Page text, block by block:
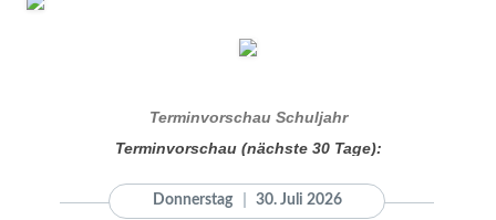
Terminvorschau Schuljahr
Terminvorschau (nächste 30 Tage):